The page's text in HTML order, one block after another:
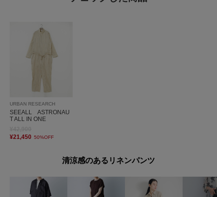
URBAN RESEARCH
SEEALL ASTRONAU
T ALL IN ONE
¥21,450 50%OFF
清涼感のあるリネンパンツ